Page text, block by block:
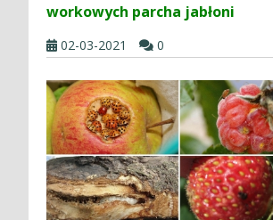
workowych parcha jabłoni
02-03-2021 0